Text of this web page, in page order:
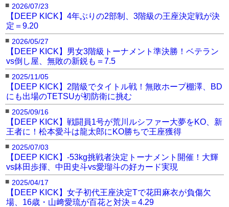
■ 2026/07/23
【DEEP KICK】4年ぶりの2部制、3階級の王座決定戦が決
定＝9.20
■ 2026/05/27
【DEEP KICK】男女3階級トーナメント準決勝！ベテラン
vs倒し屋、無敗の新鋭も＝7.5
■ 2025/11/05
【DEEP KICK】2階級でタイトル戦！無敗ホープ棚澤、BD
にも出場のTETSUが初防衛に挑む
■ 2025/09/16
【DEEP KICK】戦闘員1号が荒川ルシファー大夢をKO、新
王者に！松本愛斗は龍太郎にKO勝ちで王座獲得
■ 2025/07/03
【DEEP KICK】-53kg挑戦者決定トーナメント開催！大輝
vs鉢田歩揮、中田史斗vs愛瑠斗の好カード実現
■ 2025/04/17
【DEEP KICK】女子初代王座決定Tで花田麻衣が負傷欠
場、16歳・山﨑愛琉が百花と対決＝4.29